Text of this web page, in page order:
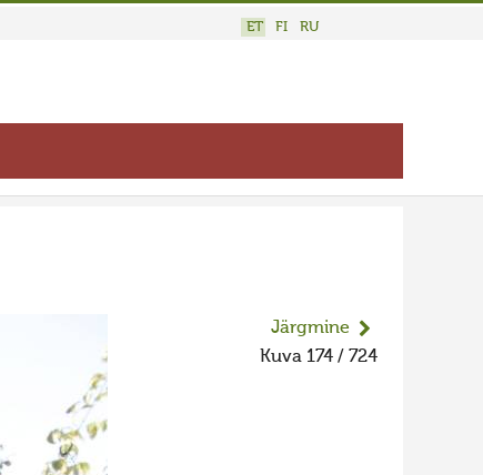
ET FI RU
Järgmine
Kuva 174 / 724